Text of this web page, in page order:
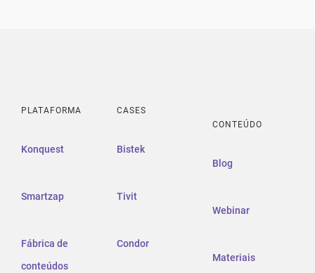
PLATAFORMA
Konquest
Smartzap
Fábrica de
conteúdos
CASES
Bistek
Tivit
Condor
CONTEÚDO
Blog
Webinar
Materiais